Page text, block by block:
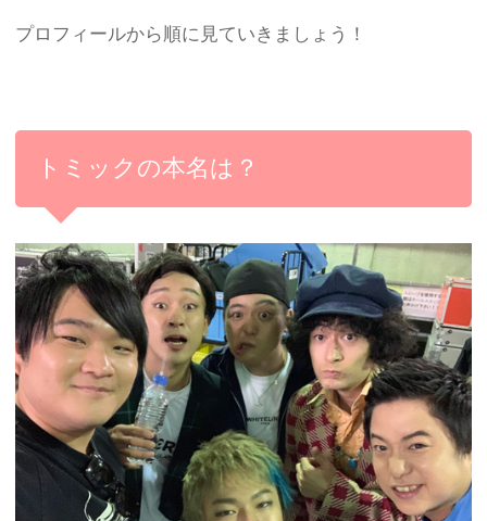
プロフィールから順に見ていきましょう！
トミックの本名は？